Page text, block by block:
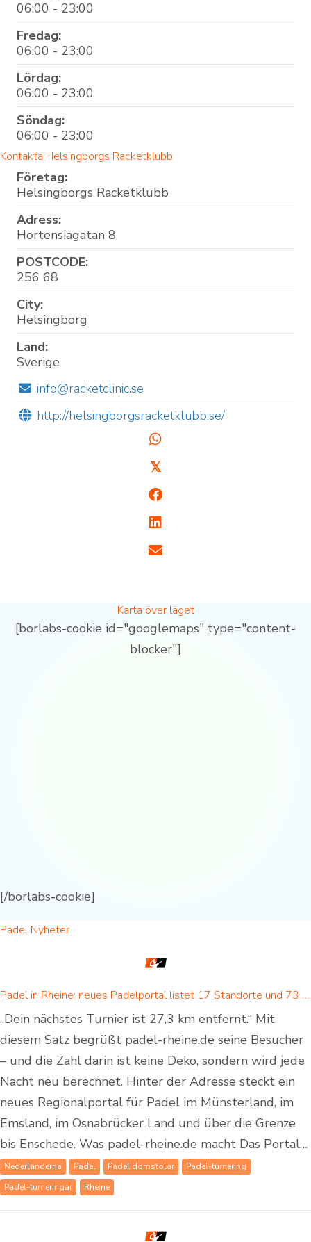
06:00 - 23:00
Fredag:
06:00 - 23:00
Lördag:
06:00 - 23:00
Söndag:
06:00 - 23:00
Kontakta Helsingborgs Racketklubb
Företag:
Helsingborgs Racketklubb
Adress:
Hortensiagatan 8
POSTCODE:
256 68
City:
Helsingborg
Land:
Sverige
info@racketclinic.se
http://helsingborgsracketklubb.se/
𝕏
Karta över läget
[borlabs-cookie id="googlemaps" type="content-
blocker"]
[/borlabs-cookie]
Padel Nyheter
Padel in Rheine: neues Padelportal listet 17 Standorte und 73 Padel-Courts in Rheine und Umgebung
„Dein nächstes Turnier ist 27,3 km entfernt.“ Mit
diesem Satz begrüßt padel-rheine.de seine Besucher
– und die Zahl darin ist keine Deko, sondern wird jede
Nacht neu berechnet. Hinter der Adresse steckt ein
neues Regionalportal für Padel im Münsterland, im
Emsland, im Osnabrücker Land und über die Grenze
bis Enschede. Was padel-rheine.de macht Das Portal…
Nederländerna Padel Padel domstolar
Padel-turnering
Padel-turneringar
Rheine